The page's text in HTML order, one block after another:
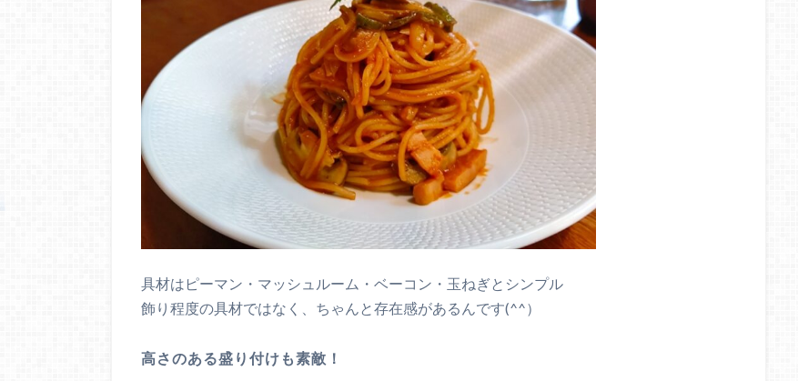
具材はピーマン・マッシュルーム・ベーコン・玉ねぎとシンプル
飾り程度の具材ではなく、ちゃんと存在感があるんです(^^）
高さのある盛り付けも素敵！